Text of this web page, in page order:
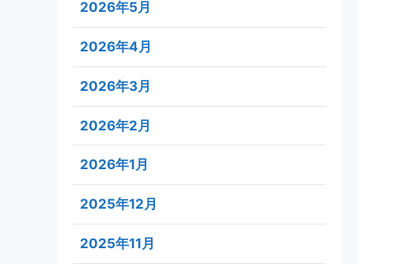
2026年5月
2026年4月
2026年3月
2026年2月
2026年1月
2025年12月
2025年11月